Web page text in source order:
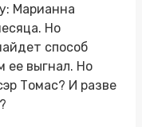
Марианна
Но
способ
ее выгнал. Но
Томас? И разве